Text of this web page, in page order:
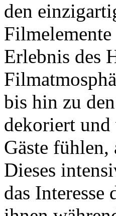
den
Erlebnis des
bis hin zu
dekoriert und
Gäste fühlen,
Dieses
das